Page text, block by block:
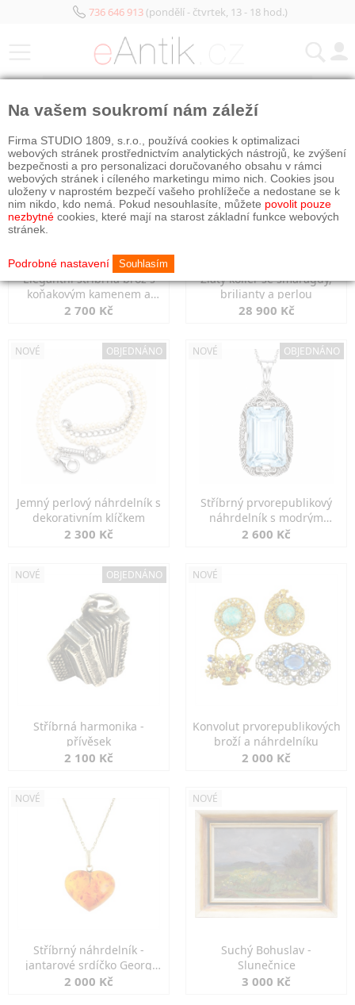
736 646 913(pondělí - čtvrtek, 13 - 18 hod.)
Elegantní stříbrná brož s
koňakovým kamenem a
markazity
2 700 Kč
Zlatý kolier se smaragdy,
brilianty a perlou
28 900 Kč
NOVÉ OBJEDNÁNO
Jemný perlový náhrdelník s
dekorativním klíčkem
2 300 Kč
NOVÉ OBJEDNÁNO
Stříbrný prvorepublikový
náhrdelník s modrým
spinelem
2 600 Kč
NOVÉ OBJEDNÁNO
Stříbrná harmonika -
přívěsek
2 100 Kč
NOVÉ
Konvolut prvorepublikových
broží a náhrdelníku
2 000 Kč
NOVÉ
Stříbrný náhrdelník -
jantarové srdíčko Georg
Kramer
2 000 Kč
NOVÉ
Suchý Bohuslav -
Slunečnice
3 000 Kč
Na vašem soukromí nám záleží
Firma STUDIO 1809, s.r.o., používá cookies k optimalizaci
webových stránek prostřednictvím analytických nástrojů, ke zvýšení
bezpečnosti a pro personalizaci doručovaného obsahu v rámci
webových stránek i cíleného marketingu mimo nich. Cookies jsou
uloženy v naprostém bezpečí vašeho prohlížeče a nedostane se k
nim nikdo, kdo nemá. Pokud nesouhlasíte, můžete povolit pouze
nezbytné cookies, které mají na starost základní funkce webových
stránek.
Podrobné nastavení Souhlasím